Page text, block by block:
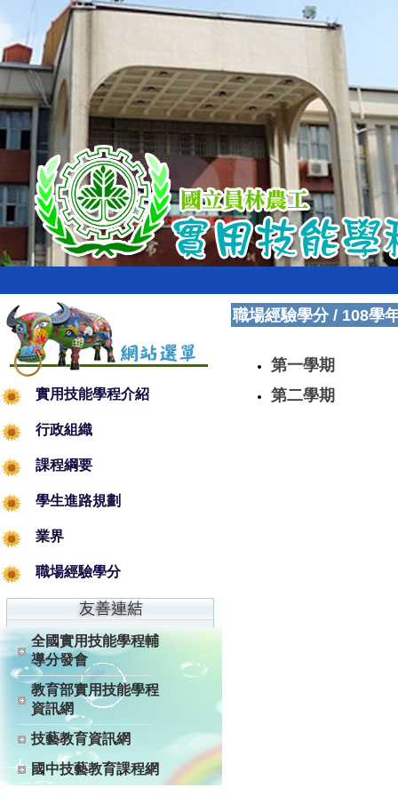
實用技能學程介紹
行政組織
課程綱要
學生進路規劃
業界
職場經驗學分
全國實用技能學程輔
導分發會
教育部實用技能學程
資訊網
技藝教育資訊網
國中技藝教育課程網
職場經驗學分/ 108學
第一學期
第二學期